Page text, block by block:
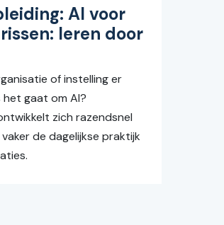
AI voor
leren door
of instelling er
het gaat om AI?
zich razendsnel
de dagelijkse praktijk